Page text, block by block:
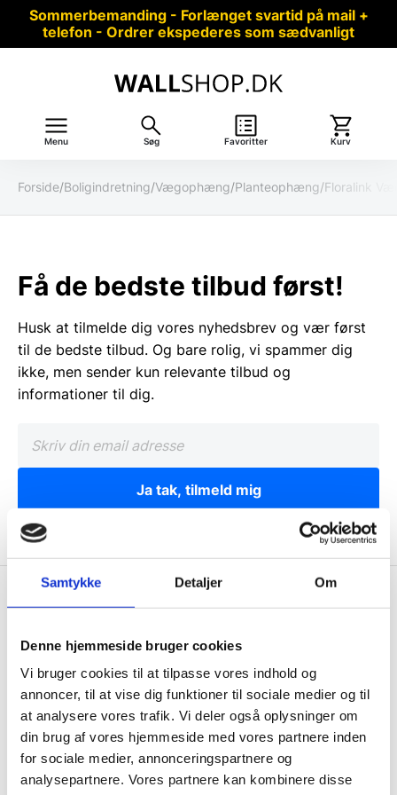
Samtykke Detaljer Om
Denne hjemmeside bruger cookies
Vi bruger cookies til at tilpasse vores indhold og
annoncer, til at vise dig funktioner til sociale medier og til
at analysere vores trafik. Vi deler også oplysninger om
din brug af vores hjemmeside med vores partnere inden
for sociale medier, annonceringspartnere og
analysepartnere. Vores partnere kan kombinere disse
Sommerbemanding - Forlænget svartid på mail +
telefon - Ordrer ekspederes som sædvanligt
Menu Søg Favoritter Kurv
Forside/Boligindretning/Vægophæng/Planteophæng/Floralink
Få de bedste tilbud først!
Husk at tilmelde dig vores nyhedsbrev og vær først
til de bedste tilbud. Og bare rolig, vi spammer dig
ikke, men sender kun relevante tilbud og
informationer til dig.
Ja tak, tilmeld mig
Wallshop.dk
Gastrobutikken ApS
Rømersvej 33
7430 Ikast
CVR: 38952986
Telefon træffetid:
Tlf.71 99 30 98